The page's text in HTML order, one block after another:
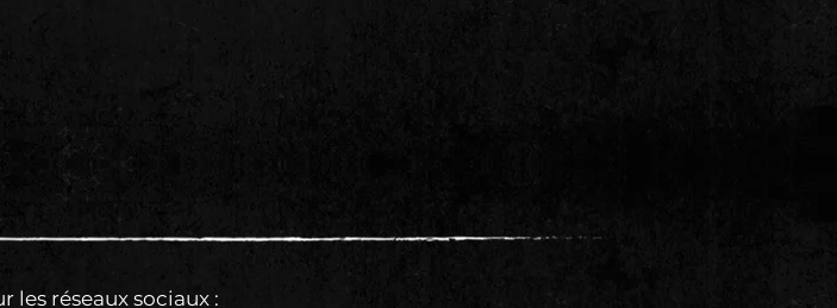
les réseaux sociaux :